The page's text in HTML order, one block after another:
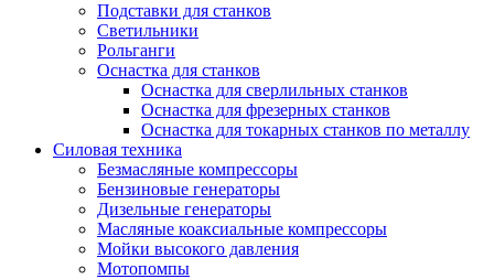
Подставки для станков
Светильники
Рольганги
Оснастка для станков
Оснастка для сверлильных станков
Оснастка для фрезерных станков
Оснастка для токарных станков по металлу
Силовая техника
Безмасляные компрессоры
Бензиновые генераторы
Дизельные генераторы
Масляные коаксиальные компрессоры
Мойки высокого давления
Мотопомпы